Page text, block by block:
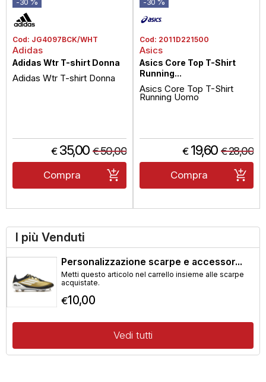
Cod: JG4097BCK/WHT
Adidas
Adidas Wtr T-shirt Donna
Adidas Wtr T-shirt Donna
€ 35,00 €50,00
Compra
Cod: 2011D221500
Asics
Asics Core Top T-Shirt
Running...
Asics Core Top T-Shirt
Running Uomo
€ 19,60 €28,00
Compra
I più Venduti
Personalizzazione scarpe e accessor...
Metti questo articolo nel carrello insieme alle scarpe
acquistate.
€10,00
Vedi tutti